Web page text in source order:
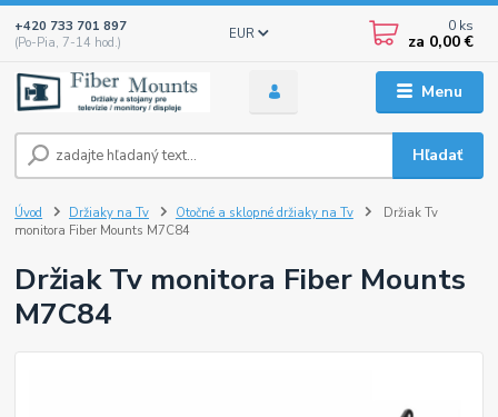
Menu
EUR
Hľadať
+420 733 701 897
(Po-Pia, 7-14 hod.)
0 ks
za 0,00 €
Úvod Držiaky na Tv Otočné a sklopné držiaky na Tv
Držiak Tv
monitora Fiber Mounts M7C84
Držiak Tv monitora Fiber Mounts
M7C84